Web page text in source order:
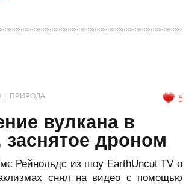
ПРИРОДА 5
вулкана в
дроном
Рейнольдс из шоу EarthUncut TV о
снял на видео с помощью